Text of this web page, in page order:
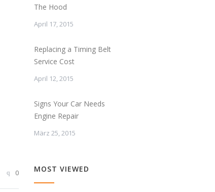
0
The Hood
April 17, 2015
Replacing a Timing Belt
Service Cost
April 12, 2015
Signs Your Car Needs
Engine Repair
März 25, 2015
MOST VIEWED